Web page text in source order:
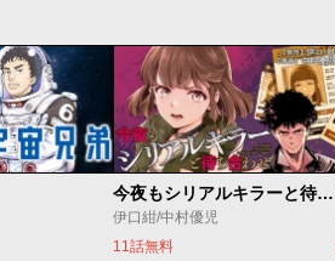
今夜もシリアルキラーと待ち合わせ
伊口紺/中村優児
11話無料